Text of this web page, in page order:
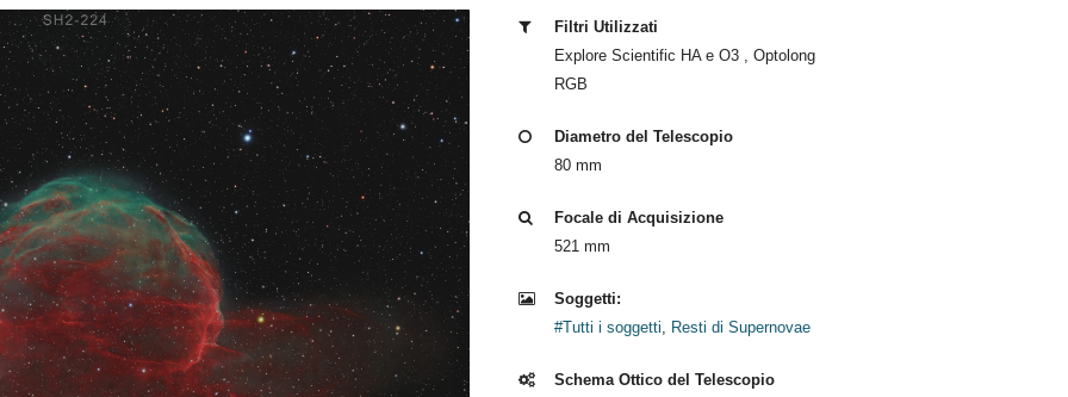
Filtri Utilizzati
Explore Scientific HA e O3 , Optolong
RGB
Diametro del Telescopio
80 mm
Focale di Acquisizione
521 mm
Soggetti:
#Tutti i soggetti, Resti di Supernovae
Schema Ottico del Telescopio